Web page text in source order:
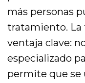
más personas
tratamiento. La
ventaja clave:
especializado
permite que se